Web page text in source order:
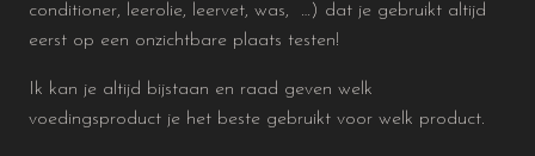
conditioner, leerolie, leervet, was, …) dat je gebruikt altijd
eerst op een onzichtbare plaats testen!
Ik kan je altijd bijstaan en raad geven welk
voedingsproduct je het beste gebruikt voor welk product.